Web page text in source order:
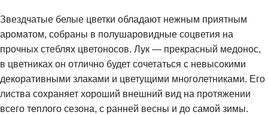
Звездчатые белые цветки обладают нежным приятным
ароматом, собраны в полушаровидные соцветия на
прочных стеблях цветоносов. Лук — прекрасный медонос,
в цветниках он отлично будет сочетаться с невысокими
декоративными злаками и цветущими многолетниками. Его
листва сохраняет хороший внешний вид на протяжении
всего теплого сезона, с ранней весны и до самой зимы.